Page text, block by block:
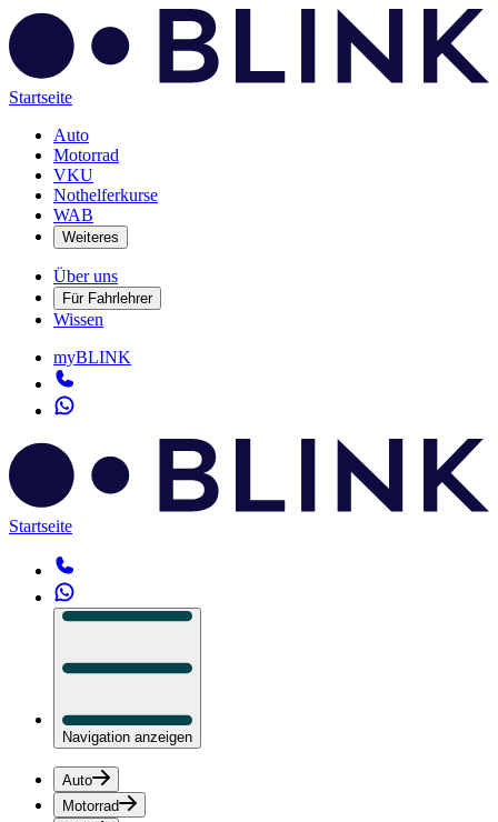
Startseite
Auto
Motorrad
VKU
Nothelferkurse
WAB
Weiteres
Über uns
Für Fahrlehrer
Wissen
myBLINK
Startseite
Navigation anzeigen
Auto
Motorrad